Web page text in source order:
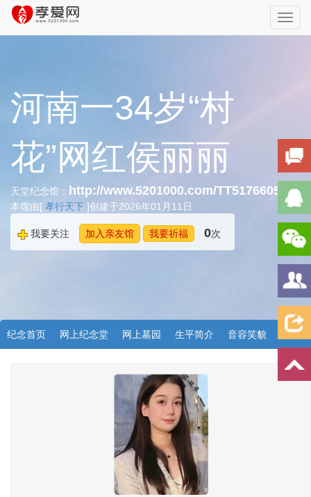
河南一34岁“村
花”网红侯丽丽
天堂纪念馆： http://www.5201000.com/TT517660594
本馆由[ 孝行天下 ]创建于2026年01月11日
我要关注 加入亲友馆 我要祈福 0次
纪念首页 网上纪念堂 网上墓园 生平简介 音容笑貌